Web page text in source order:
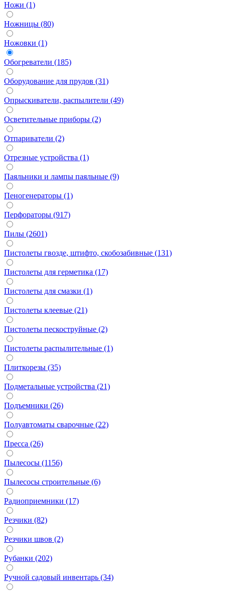
Ножи (1)
Ножницы (80)
Ножовки (1)
Обогреватели (185)
Оборудование для прудов (31)
Опрыскиватели, распылители (49)
Осветительные приборы (2)
Отпариватели (2)
Отрезные устройства (1)
Паяльники и лампы паяльные (9)
Пеногенераторы (1)
Перфораторы (917)
Пилы (2601)
Пистолеты гвозде, штифто, скобозабивные (131)
Пистолеты для герметика (17)
Пистолеты для смазки (1)
Пистолеты клеевые (21)
Пистолеты пескоструйные (2)
Пистолеты распылительные (1)
Плиткорезы (35)
Подметальные устройства (21)
Подъемники (26)
Полуавтоматы сварочные (22)
Пресса (26)
Пылесосы (1156)
Пылесосы строительные (6)
Радиоприемники (17)
Резчики (82)
Резчики швов (2)
Рубанки (202)
Ручной садовый инвентарь (34)